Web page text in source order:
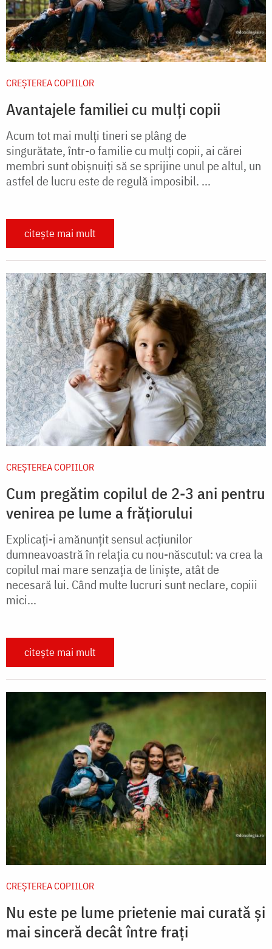
CREŞTEREA COPIILOR
Avantajele familiei cu mulți copii
Acum tot mai mulţi tineri se plâng de
singurătate, într-o familie cu mulţi copii, ai cărei
membri sunt obişnuiţi să se sprijine unul pe altul, un
astfel de lucru este de regulă imposibil. ...
citește mai mult
CREŞTEREA COPIILOR
Cum pregătim copilul de 2-3 ani pentru
venirea pe lume a frățiorului
Explicați-i amănunțit sensul acțiunilor
dumneavoastră în relația cu nou-născutul: va crea la
copilul mai mare senzația de liniște, atât de
necesară lui. Când multe lucruri sunt neclare, copiii
mici...
citește mai mult
CREŞTEREA COPIILOR
Nu este pe lume prietenie mai curată și
mai sinceră decât între frați